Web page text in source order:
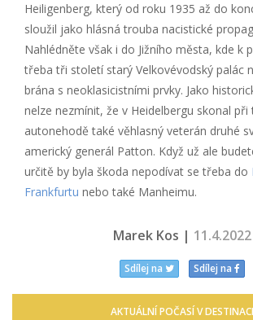
Heiligenberg, který od roku 1935 až do
sloužil jako hlásná trouba nacistické
Nahlédněte však i do Jižního města, kde k
třeba tři století starý Velkovévodský palác
brána s neoklasicistními prvky. Jako
nelze nezmínit, že v Heidelbergu skonal při
autonehodě také věhlasný veterán druhé
americký generál Patton. Když už ale
určitě by byla škoda nepodívat se třeba do
Frankfurtu nebo také Manheimu.
Marek Kos | 11.4.2022
Sdílej na Sdílej na
AKTUÁLNÍ POČASÍ V DESTINACI